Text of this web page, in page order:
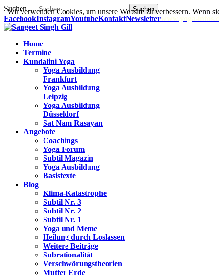
Suchen ... Suchen
FacebookInstagramYoutubeKontaktNewsletterwww.yoga-
Home
Termine
Kundalini Yoga
Yoga Ausbildung
Frankfurt
Yoga Ausbildung
Leipzig
Yoga Ausbildung
Düsseldorf
Sat Nam Rasayan
Angebote
Coachings
Yoga Forum
Subtil Magazin
Yoga Ausbildung
Basistexte
Blog
Klima-Katastrophe
Subtil Nr. 3
Subtil Nr. 2
Subtil Nr. 1
Yoga und Meme
Heilung durch Loslassen
Weitere Beiträge
Subrationalität
Verschwörungstheorien
Mutter Erde
Wir verwenden Cookies, um unsere Website zu verbessern. Wenn